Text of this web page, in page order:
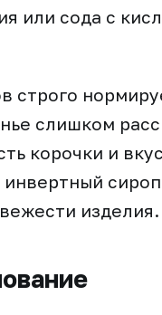
или сода с
строго
слишком
корочки и
изделия.